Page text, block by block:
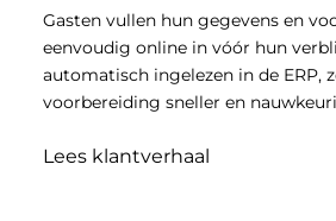
Gasten vullen hun gegevens en
eenvoudig online in vóór hun
automatisch ingelezen in de ERP,
voorbereiding sneller en
Lees klantverhaal